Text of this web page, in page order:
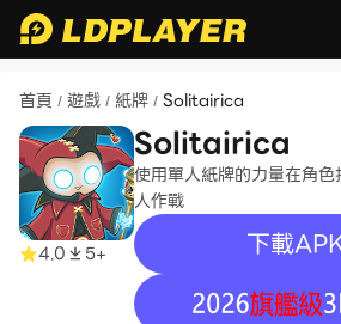
首頁 / 遊戲 / 紙牌 / Solitairica
4.0 5+
Solitairica
使用單人紙牌的力量在角
人作戰
下載
recommend